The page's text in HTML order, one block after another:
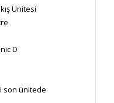
Ünitesi
D
son ünitede